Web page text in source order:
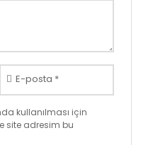
E-posta *
kullanılması için
site adresim bu